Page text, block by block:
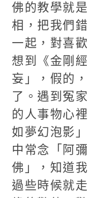
佛的教學就
相，把我們
一起，對喜
想到《金剛
妄」，假的
了。遇到冤
的人事物心
如夢幻泡影
中常念「阿
佛」，知道
過些時候就